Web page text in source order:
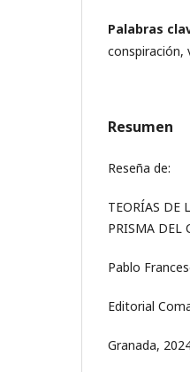
Palabras
conspiración,
Resumen
Reseña de:
TEORÍAS DE
PRISMA DEL
Pablo
Editorial
Granada,